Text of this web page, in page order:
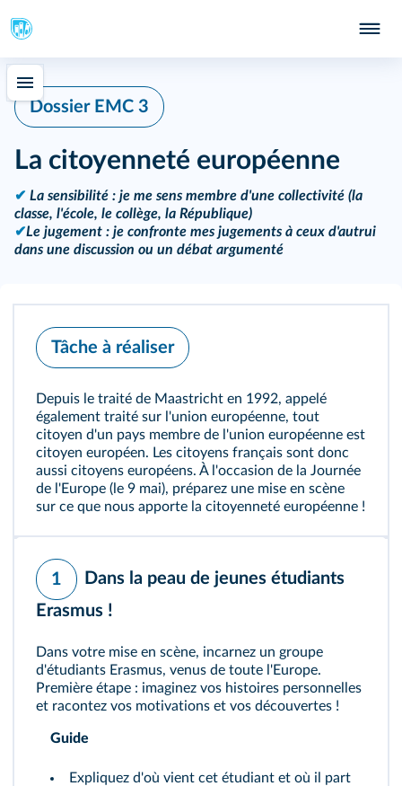
Dossier EMC 3
La citoyenneté européenne
✔ La sensibilité : je me sens membre d'une collectivité (la
classe, l'école, le collège, la République)
✔Le jugement : je confronte mes jugements à ceux d'autrui
dans une discussion ou un débat argumenté
Tâche à réaliser
Depuis le traité de Maastricht en 1992, appelé
également traité sur l'union européenne, tout
citoyen d'un pays membre de l'union européenne est
citoyen européen. Les citoyens français sont donc
aussi citoyens européens. À l'occasion de la Journée
de l'Europe (le 9 mai), préparez une mise en scène
sur ce que nous apporte la citoyenneté européenne !
1
Dans la peau de jeunes étudiants
Erasmus !
Dans votre mise en scène, incarnez un groupe
d'étudiants Erasmus, venus de toute l'Europe.
Première étape : imaginez vos histoires personnelles
et racontez vos motivations et vos découvertes !
Guide
Expliquez d'où vient cet étudiant et où il part